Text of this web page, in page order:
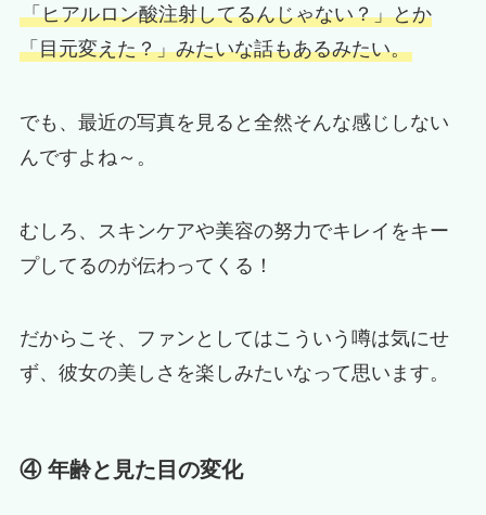
「ヒアルロン酸注射してるんじゃない？」とか
「目元変えた？」みたいな話もあるみたい。
でも、最近の写真を見ると全然そんな感じしない
んですよね～。
むしろ、スキンケアや美容の努力でキレイをキー
プしてるのが伝わってくる！
だからこそ、ファンとしてはこういう噂は気にせ
ず、彼女の美しさを楽しみたいなって思います。
④ 年齢と見た目の変化